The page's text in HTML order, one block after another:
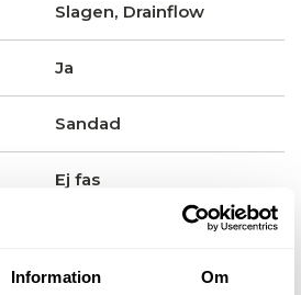
Information Om
Slagen, Drainflow
Ja
Sandad
Ej fas
L/s/ha